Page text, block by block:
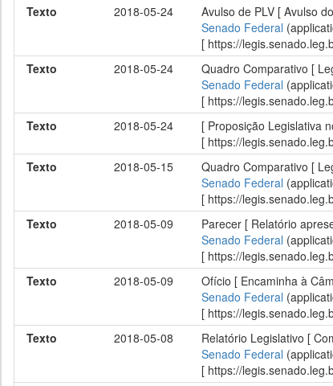
Texto
2018-05-24
Avulso de PLV [ Avulso
Senado Federal
[ https://
Texto
2018-05-24
Quadro Comparativo [
Senado Federal
[ https://
Texto
2018-05-24 [ Proposição Legislativa
[ https://
Texto
2018-05-15
Quadro Comparativo [
Senado Federal
[ https://
Texto
2018-05-09
Parecer [ Relatório
Senado Federal
[ https://
Texto
2018-05-09
Ofício [ Encaminha à
Senado Federal
[ https://
Texto
2018-05-08
Relatório Legislativo [
Senado Federal
[ https://